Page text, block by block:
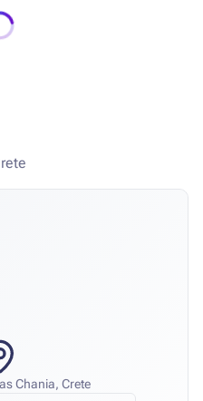
Chania, Crete